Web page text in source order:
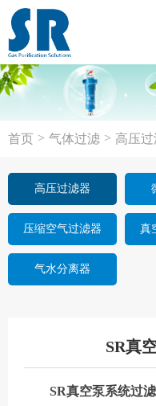
首页 > 气体过滤 > 高压过
高压过滤器
压缩空气过滤器 真
气水分离器
SR真
SR真空泵系统过